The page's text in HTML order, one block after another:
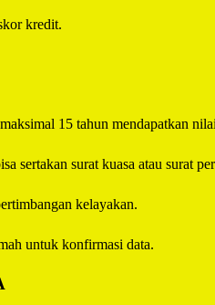
kredit.
15 tahun mendapatkan
sertakan surat kuasa atau surat
kelayakan.
untuk konfirmasi data.